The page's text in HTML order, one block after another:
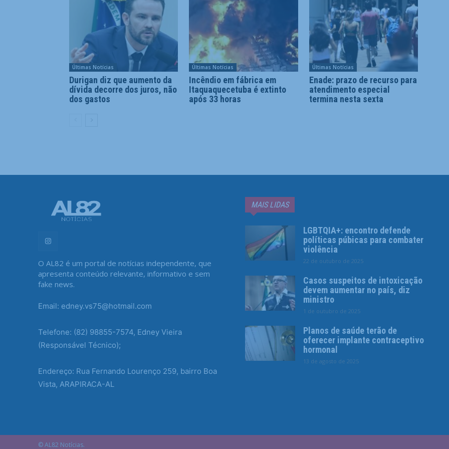
Últimas Notícias
Durigan diz que aumento da
dívida decorre dos juros, não
dos gastos
Últimas Notícias
Incêndio em fábrica em
Itaquaquecetuba é extinto
após 33 horas
Últimas Notícias
Enade: prazo de recurso para
atendimento especial
termina nesta sexta
O AL82 é um portal de notícias independente, que
apresenta conteúdo relevante, informativo e sem
fake news.
Email: edney.vs75@hotmail.com
Telefone: (82) 98855-7574, Edney Vieira
(Responsável Técnico);
Endereço: Rua Fernando Lourenço 259, bairro Boa
Vista, ARAPIRACA-AL
MAIS LIDAS
LGBTQIA+: encontro defende
políticas púbicas para combater
violência
22 de outubro de 2025
Casos suspeitos de intoxicação
devem aumentar no país, diz
ministro
1 de outubro de 2025
Planos de saúde terão de
oferecer implante contraceptivo
hormonal
13 de agosto de 2025
© AL82 Notícias.